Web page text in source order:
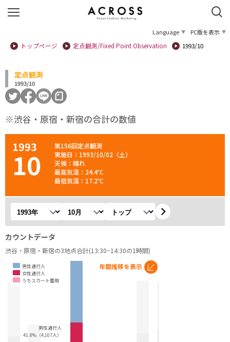
Language
PC版を表示
トップページ
定点観測/Fixed Point Observation 1993/10
定点観測
1993/10
※渋谷・原宿・新宿の合計の数値
1993
10
第156回定点観測
実施日：1993/10/02（土）
天候：晴れ
最高気温：24.4℃
最低気温：17.2℃
年を選択 月を選択 観測地を選択
カウントデータ
渋谷・原宿・新宿の3地点合計(13:30~14:30の1時間)
男性通行人
女性通行人
うちスカート着用
年間推移を表示
男性通行人
41.8%（4,107人）